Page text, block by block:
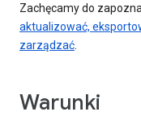
Zachęcamy do
aktualizować,
zarządzać
Warunki